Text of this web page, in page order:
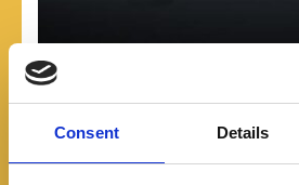
Consent Details